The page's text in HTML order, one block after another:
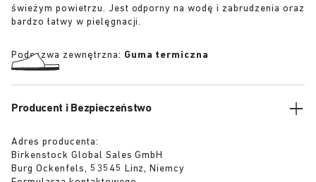
świeżym powietrzu. Jest odporny na wodę i zabrudzenia oraz
bardzo łatwy w pielęgnacji.
Podeszwa zewnętrzna: Guma termiczna
Producent i Bezpieczeństwo
Adres producenta:
Birkenstock Global Sales GmbH
Burg Ockenfels, 53545 Linz, Niemcy